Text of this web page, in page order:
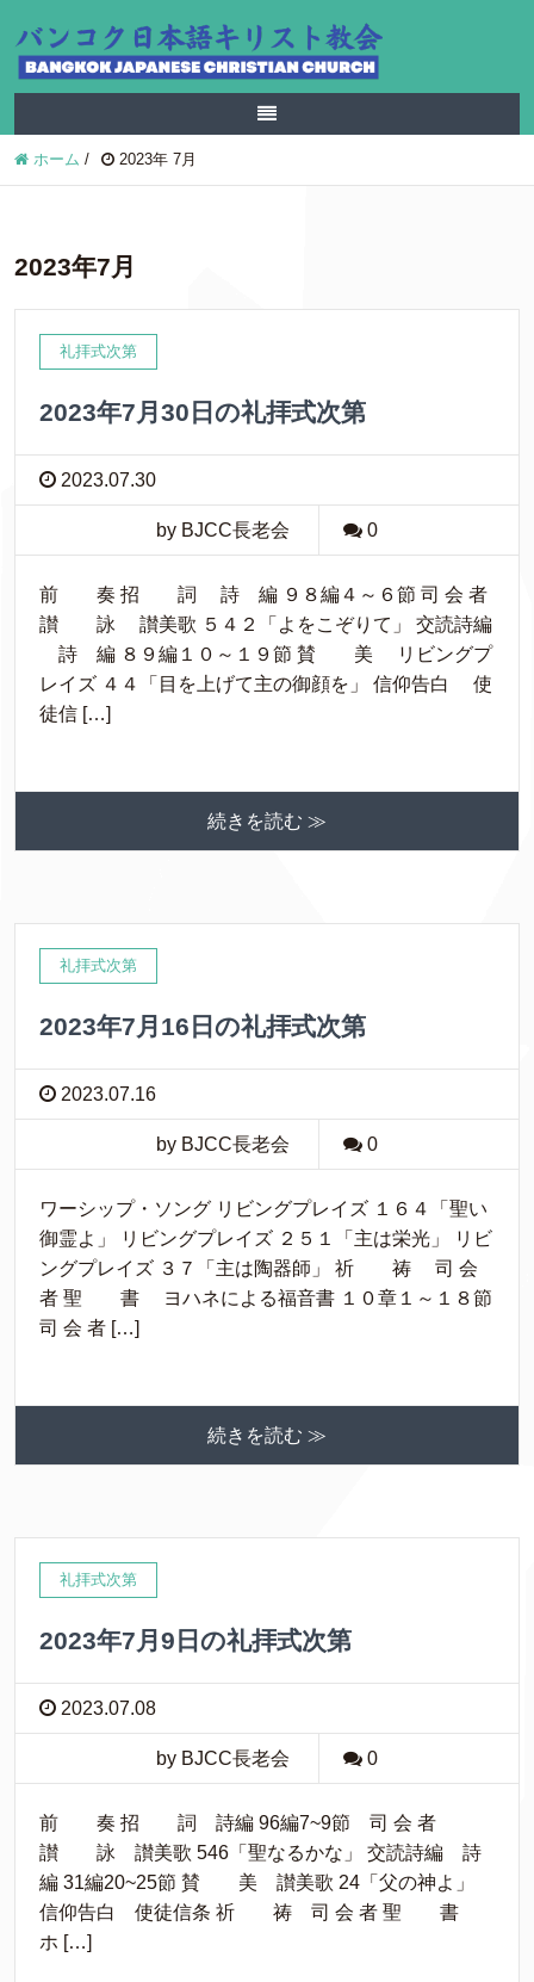
ホーム / 2023年 7月
2023年7月
礼拝式次第
2023年7月30日の礼拝式次第
2023.07.30
by BJCC長老会 0
前 奏 招 詞 詩 編 ９８編４～６節 司 会 者
讃 詠 讃美歌 ５４２「よをこぞりて」 交読詩編
詩 編 ８９編１０～１９節 賛 美 リビングプ
レイズ ４４「目を上げて主の御顔を」 信仰告白 使
徒信 […]
続きを読む ≫
礼拝式次第
2023年7月16日の礼拝式次第
2023.07.16
by BJCC長老会 0
ワーシップ・ソング リビングプレイズ １６４「聖い
御霊よ」 リビングプレイズ ２５１「主は栄光」 リビ
ングプレイズ ３７「主は陶器師」 祈 祷 司 会
者 聖 書 ヨハネによる福音書 １０章１～１８節
司 会 者 […]
続きを読む ≫
礼拝式次第
2023年7月9日の礼拝式次第
2023.07.08
by BJCC長老会 0
前 奏 招 詞 詩編 96編7~9節 司 会 者
讃 詠 讃美歌 546「聖なるかな」 交読詩編 詩
編 31編20~25節 賛 美 讃美歌 24「父の神よ」
信仰告白 使徒信条 祈 祷 司 会 者 聖 書
ホ […]